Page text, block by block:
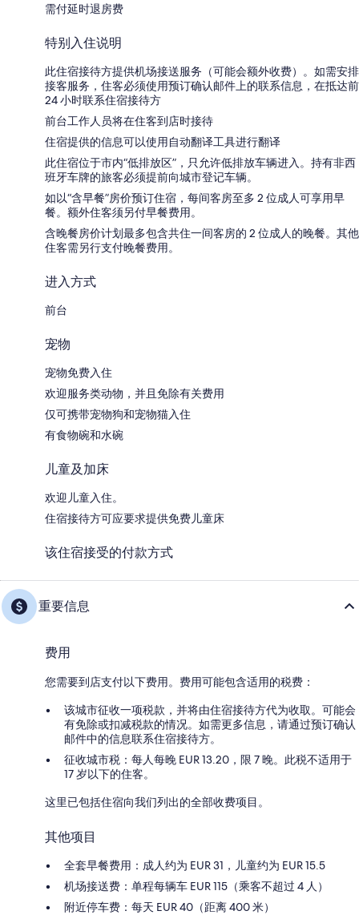
需付延时退房费
特别入住说明
此住宿接待方提供机场接送服务（可能会额外收费）。如需安排
接客服务，住客必须使用预订确认邮件上的联系信息，在抵达前
24 小时联系住宿接待方
前台工作人员将在住客到店时接待
住宿提供的信息可以使用自动翻译工具进行翻译
此住宿位于市内“低排放区”，只允许低排放车辆进入。持有非西
班牙车牌的旅客必须提前向城市登记车辆。
如以“含早餐”房价预订住宿，每间客房至多 2 位成人可享用早
餐。额外住客须另付早餐费用。
含晚餐房价计划最多包含共住一间客房的 2 位成人的晚餐。其他
住客需另行支付晚餐费用。
进入方式
前台
宠物
宠物免费入住
欢迎服务类动物，并且免除有关费用
仅可携带宠物狗和宠物猫入住
有食物碗和水碗
儿童及加床
欢迎儿童入住。
住宿接待方可应要求提供免费儿童床
该住宿接受的付款方式
重要信息
费用
您需要到店支付以下费用。费用可能包含适用的税费：
该城市征收一项税款，并将由住宿接待方代为收取。可能会
有免除或扣减税款的情况。如需更多信息，请通过预订确认
邮件中的信息联系住宿接待方。
征收城市税：每人每晚 EUR 13.20，限 7 晚。此税不适用于
17 岁以下的住客。
这里已包括住宿向我们列出的全部收费项目。
其他项目
全套早餐费用：成人约为 EUR 31，儿童约为 EUR 15.5
机场接送费：单程每辆车 EUR 115（乘客不超过 4 人）
附近停车费：每天 EUR 40（距离 400 米）